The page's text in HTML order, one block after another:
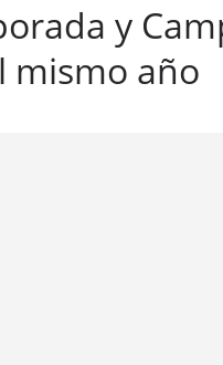
y
mismo año